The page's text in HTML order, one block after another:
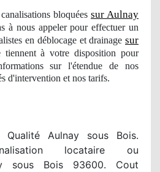
bloquées sur Aulnay
à nous appeler pour effectuer un
en déblocage et drainage sur
tiennent à votre disposition pour
sur l'étendue de nos
d'intervention et nos tarifs.
Aulnay sous Bois.
locataire ou
sous Bois 93600. Cout